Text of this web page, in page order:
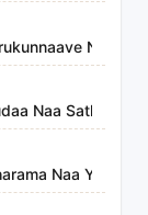
Nannu
Naa
Naa Yesayya